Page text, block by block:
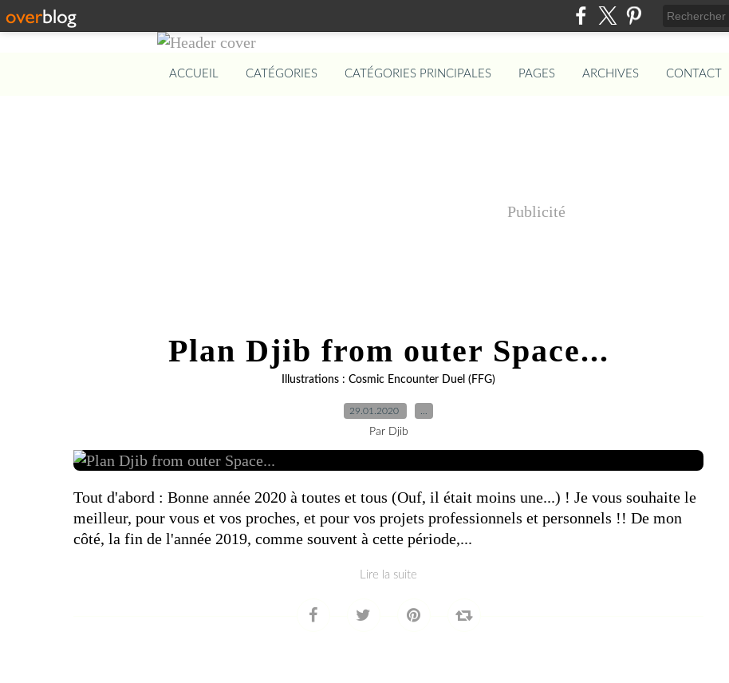
ACCUEIL CATÉGORIES CATÉGORIES PRINCIPALES PAGES ARCHIVES CONTACT
Publicité
Plan Djib from outer Space...
Illustrations : Cosmic Encounter Duel (FFG)
29.01.2020
Par Djib
Tout d'abord : Bonne année 2020 à toutes et tous (Ouf, il était moins une...) ! Je vous souhaite le
meilleur, pour vous et vos proches, et pour vos projets professionnels et personnels !! De mon
côté, la fin de l'année 2019, comme souvent à cette période,...
Lire la suite